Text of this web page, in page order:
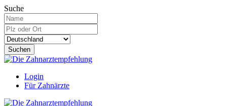
Suche
Suchen
Login
Für Zahnärzte